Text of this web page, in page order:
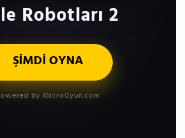
Robotları 2
ŞİMDİ OYNA
by MicroOyun.com